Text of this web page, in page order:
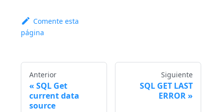
Comente esta
página
Anterior
SQL Get
current data
source
Siguiente
SQL GET LAST
ERROR